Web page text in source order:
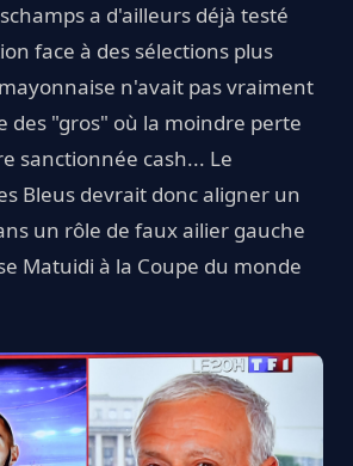
a d'ailleurs déjà testé
face à des sélections plus
n'avait pas vraiment
des "gros" où la moindre perte
sanctionnée cash... Le
Bleus devrait donc aligner un
un rôle de faux ailier gauche
Matuidi à la Coupe du monde